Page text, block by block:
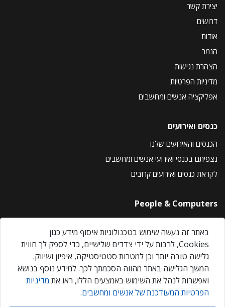
יצירת קשר
דרושים
אודות
הנמר
הצהרת נגישות
מדיניות הפרטיות
אפליקציה אנשים ומחשבים
כנסים ואירועים
הכנסים והאירועים שלנו
נצפיתם בכנסי ואירועי אנשים ומחשבים
לקראת כנסים ואירועים קרובים
People & Computers
About Us
Privacy Policy
Contact Us
Our Events
אנשים ומחשבים © 2026 – כל הזכויות שמורות
באתר זה נעשה שימוש בטכנולוגיות איסוף מידע כגון
Cookies, לרבות על ידי צדדים שלישיים, כדי לספק לך חווית
גלישה טובה יותר וכן למטרות סטטיסטיקה, איפיון ושיווק.
המשך הגלישה באתר מהווה הסכמתך לכך. למידע נוסף בנושא
ואפשרות לנהל את השימוש באמצעים הללו, ראו את מדיניות
הפרטיות המעודכנת של אנשים ומחשבים.